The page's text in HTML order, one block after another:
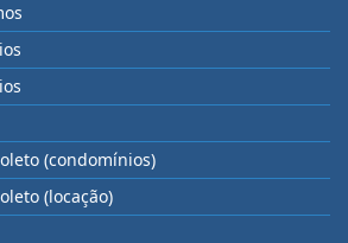
(condomínios)
(locação)